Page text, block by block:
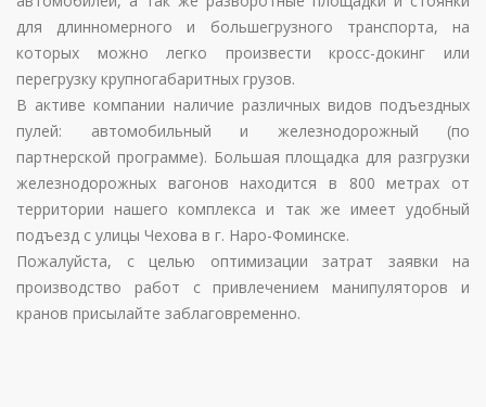
для длинномерного и большегрузного транспорта, на
которых можно легко произвести кросс-докинг или
перегрузку крупногабаритных грузов.
В активе компании наличие различных видов подъездных
пулей: автомобильный и железнодорожный (по
партнерской программе). Большая площадка для разгрузки
железнодорожных вагонов находится в 800 метрах от
территории нашего комплекса и так же имеет удобный
подъезд с улицы Чехова в г. Наро-Фоминске.
Пожалуйста, с целью оптимизации затрат заявки на
производство работ с привлечением манипуляторов и
кранов присылайте заблаговременно.